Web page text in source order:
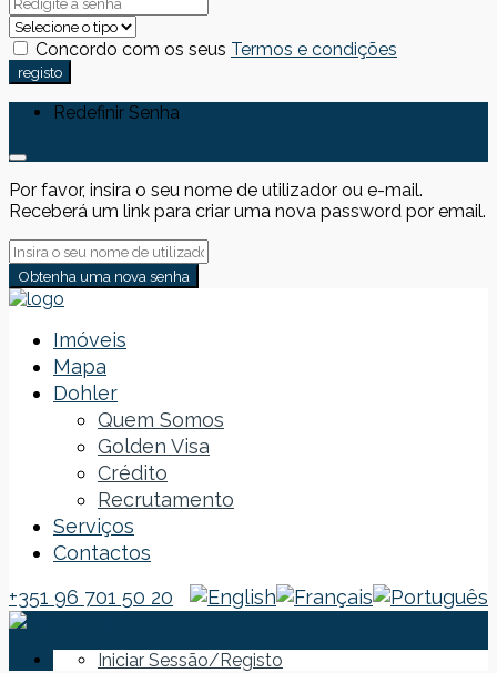
Concordo com os seus Termos e condições
registo
Redefinir Senha
Por favor, insira o seu nome de utilizador ou e-mail.
Receberá um link para criar uma nova password por email.
Obtenha uma nova senha
Imóveis
Mapa
Dohler
Quem Somos
Golden Visa
Crédito
Recrutamento
Serviços
Contactos
+351 96 701 50 20
Iniciar Sessão/Registo